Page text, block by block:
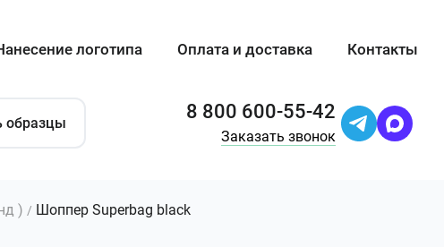
логотипа Оплата и доставка Контакты
образцы 8 800 600-55-42
Заказать звонок
) / Шоппер Superbag black